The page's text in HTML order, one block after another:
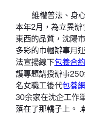
維權普法、身
本年2月，為立異
東西的品質，沈陽
多彩的巾幗辦事月
法宣揚線下包養合約
護專題講授辦事
名女職工後代包養網
30余家在沈企工作
落在了那轎子上。 .